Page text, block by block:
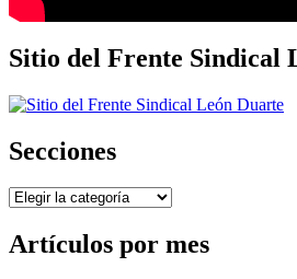
Sitio del Frente Sindical
Secciones
Secciones
Artículos por mes